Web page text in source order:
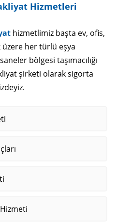
Hizmetleri
hizmetlimiz başta ev, ofis,
üzere her türlü eşya
bölgesi taşımacılığı
şirketi olarak sigorta